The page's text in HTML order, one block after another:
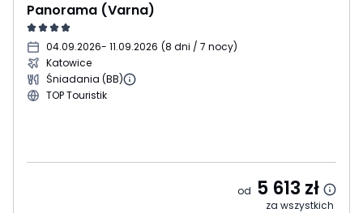
Panorama (Varna)
04.09.2026- 11.09.2026 (8 dni / 7 nocy)
Katowice
Śniadania (BB)
TOP Touristik
od 5 613 zł
za wszystkich